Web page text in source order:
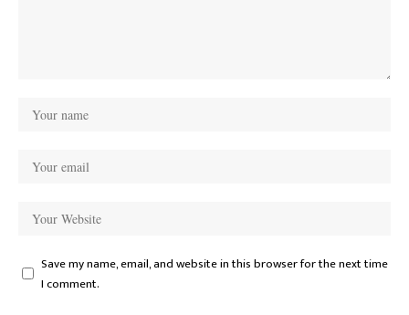
Save my name, email, and website in this browser for the next time
I comment.